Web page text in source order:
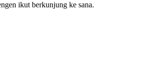
ikut berkunjung ke sana.